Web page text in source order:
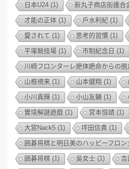
日本U24 (1) 新丸子商店街連合
才能の正体 (1) 戶水利紀 (1)
愛されて (1) 思考的習慣 (1)
平塚競技場 (1) 市制紀念日 (1)
川崎フロンターレ絶体絶命からの脱
山根視来 (1) 山本健翔 (1)
小川真輝 (1) 小山友輔 (1)
實境解謎遊戲 (1) 宮本恒靖 (1)
大宮Nack5 (1) 坪田信貴 (1)
囲碁将棋と明日美のハッピーフロン
囲碁将棋 (1) 吳女士 (1) 吉